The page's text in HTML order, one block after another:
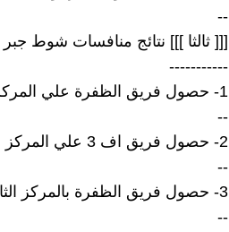
--
[[[ ثالثا ]]] نتائج منافسات شوط
-----------
1- حصول فريق الظفرة علي المركز الأول بالطير اس 92 بزمن 321 و17 ثانية.
--
2- حصول فريق اف 3 علي المركز الثاني بالطير 3 وبزمن 455 و17 ثانية.
--
3- حصول فريق الظفرة بالمركز الثالث بالطير اس 81 وبزمن 507 و17 ثانية.
--